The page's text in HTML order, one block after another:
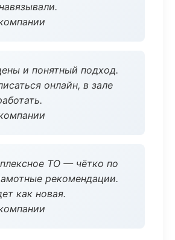
и понятный подход.
онлайн, в зале
ТО — чётко по
рекомендации.
как новая.